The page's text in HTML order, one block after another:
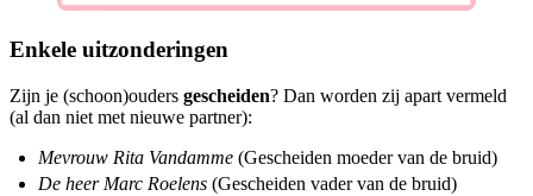
Enkele uitzonderingen
Zijn je (schoon)ouders gescheiden? Dan worden zij apart vermeld
(al dan niet met nieuwe partner):
Mevrouw Rita Vandamme (Gescheiden moeder van de bruid)
De heer Marc Roelens (Gescheiden vader van de bruid)